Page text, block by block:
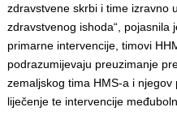
zdravstvene skrbi i time izravno
zdravstvenog ishoda“, pojasnila
primarne intervencije, timovi
podrazumijevaju preuzimanje
zemaljskog tima HMS-a i
liječenje te intervencije